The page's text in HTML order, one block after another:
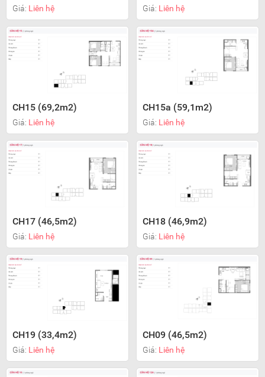
Giá: Liên hệ Giá: Liên hệ
CH15 (69,2m2)
Giá: Liên hệ
CH15a (59,1m2)
Giá: Liên hệ
CH17 (46,5m2)
Giá: Liên hệ
CH18 (46,9m2)
Giá: Liên hệ
CH19 (33,4m2)
Giá: Liên hệ
CH09 (46,5m2)
Giá: Liên hệ